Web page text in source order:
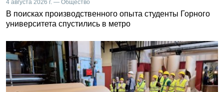
4 августа 2026 г. — Общество
В поисках производственного опыта студенты Горного
университета спустились в метро